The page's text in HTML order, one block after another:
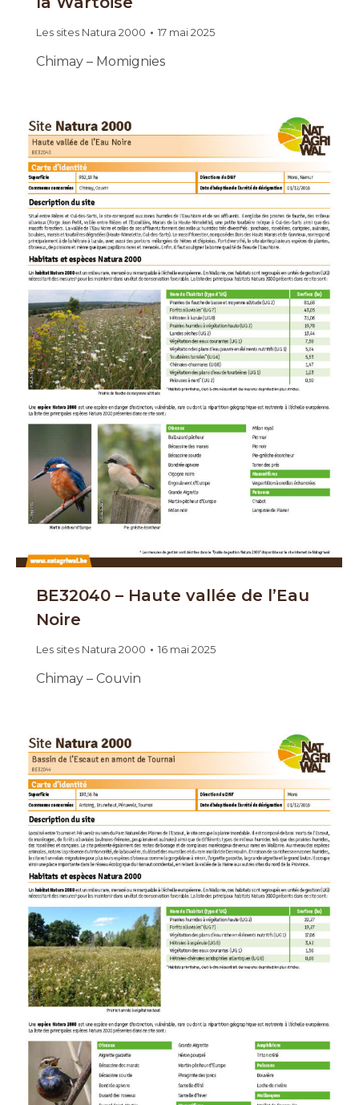
Les sites Natura 2000 17 mai 2025
Chimay – Momignies
BE32040 – Haute vallée de l’Eau
Noire
Les sites Natura 2000 16 mai 2025
Chimay – Couvin